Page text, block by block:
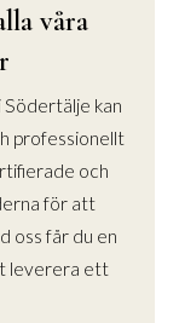
våra
Södertälje kan
professionellt
och
för att
oss får du en
leverera ett